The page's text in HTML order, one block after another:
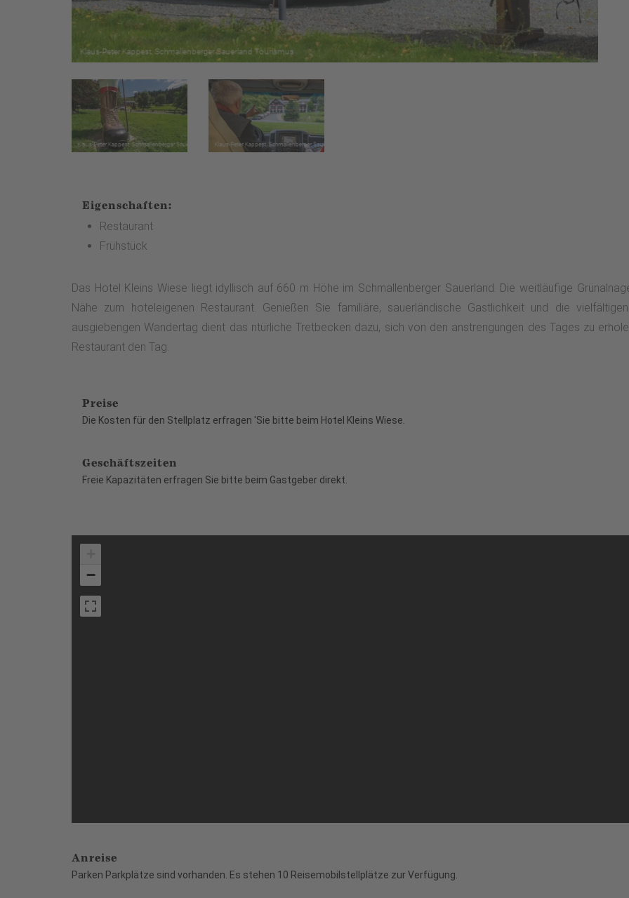
Eigenschaften:
Restaurant
Frühstück
Das Hotel Kleins Wiese liegt idyllisch auf 660 m Höhe im Schmallenberger Sauerland. Die weitläufige
Nähe zum hoteleigenen Restaurant. Genießen Sie familiäre, sauerländische Gastlichkeit und die
ausgiebengen Wandertag dient das ntürliche Tretbecken dazu, sich von den anstrengungen des Tages zu
Restaurant den Tag.
Preise
Die Kosten für den Stellplatz erfragen 'Sie bitte beim Hotel Kleins Wiese.
Geschäftszeiten
Freie Kapazitäten erfragen Sie bitte beim Gastgeber direkt.
−
Anreise
Parken Parkplätze sind vorhanden. Es stehen 10 Reisemobilstellplätze zur Verfügung.